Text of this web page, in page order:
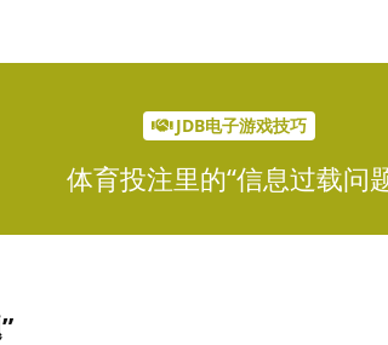
JDB电子游戏技巧
体育投注里的“信息过载问